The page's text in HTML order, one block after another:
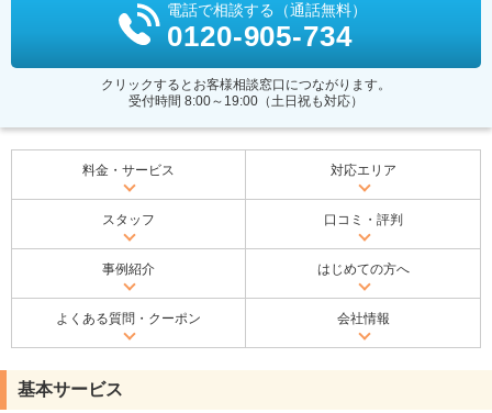
電話で相談する（通話無料）
0120-905-734
クリックするとお客様相談窓口につながります。
受付時間 8:00～19:00（土日祝も対応）
料金・サービス 対応エリア
スタッフ 口コミ・評判
事例紹介 はじめての方へ
よくある質問・クーポン 会社情報
基本サービス